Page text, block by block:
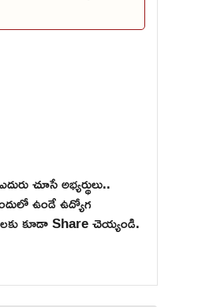
చూసే అభ్యర్థులు..
ఉండే ఉద్యోగ
కూడా Share చెయ్యండి.